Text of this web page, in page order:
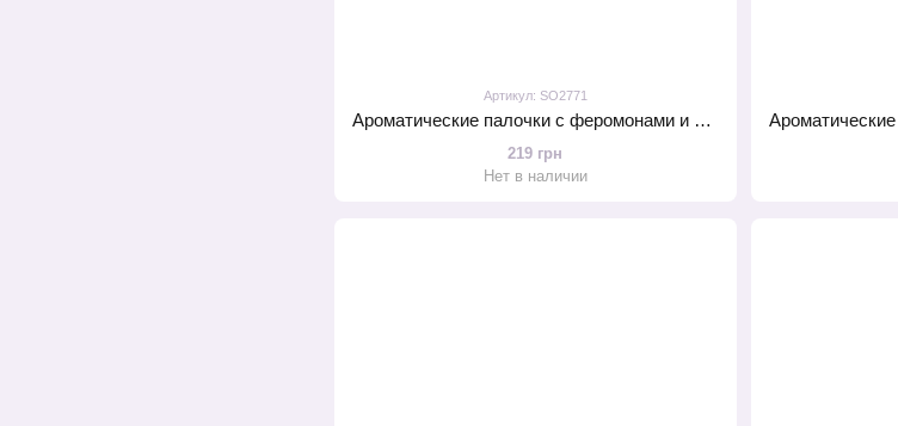
Артикул: SO2771
Ароматические палочки с феромонами и ароматом корицы MAI Cinnamon (20 шт) для дома, офиса, магазина
219 грн
Нет в наличии